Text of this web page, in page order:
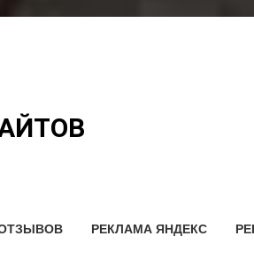
РЕКЛАМА ЯНДЕКС